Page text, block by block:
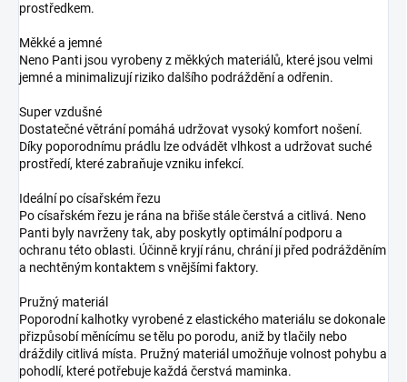
prostředkem.
Měkké a jemné
Neno Panti jsou vyrobeny z měkkých materiálů, které jsou velmi
jemné a minimalizují riziko dalšího podráždění a odřenin.
Super vzdušné
Dostatečné větrání pomáhá udržovat vysoký komfort nošení.
Díky poporodnímu prádlu lze odvádět vlhkost a udržovat suché
prostředí, které zabraňuje vzniku infekcí.
Ideální po císařském řezu
Po císařském řezu je rána na břiše stále čerstvá a citlivá. Neno
Panti byly navrženy tak, aby poskytly optimální podporu a
ochranu této oblasti. Účinně kryjí ránu, chrání ji před podrážděním
a nechtěným kontaktem s vnějšími faktory.
Pružný materiál
Poporodní kalhotky vyrobené z elastického materiálu se dokonale
přizpůsobí měnícímu se tělu po porodu, aniž by tlačily nebo
dráždily citlivá místa. Pružný materiál umožňuje volnost pohybu a
pohodlí, které potřebuje každá čerstvá maminka.